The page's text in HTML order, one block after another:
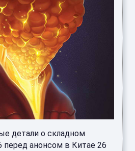
детали о складном
перед анонсом в Китае 26